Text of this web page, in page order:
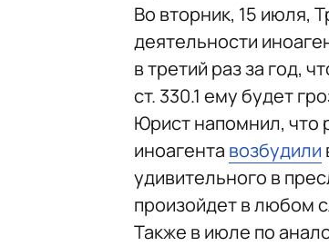
Во вторник, 15 июля,
деятельности
в третий раз за год,
ст. 330.1 ему будет
Юрист напомнил, что
иноагента возбудили
удивительного в
произойдет в любом
Также в июле по